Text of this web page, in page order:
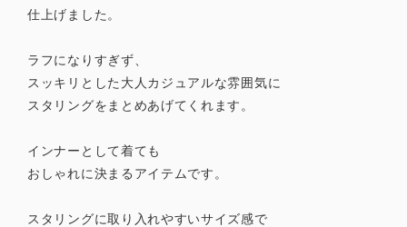
仕上げました。
ラフになりすぎず、
スッキリとした大人カジュアルな雰囲気に
スタリングをまとめあげてくれます。
インナーとして着ても
おしゃれに決まるアイテムです。
スタリングに取り入れやすいサイズ感で